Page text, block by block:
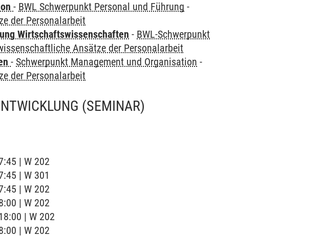
- BWL Schwerpunkt Personal und Führung -
der Personalarbeit
Wirtschaftswissenschaften - BWL-Schwerpunkt
Ansätze der Personalarbeit
- Schwerpunkt Management und Organisation -
der Personalarbeit
(SEMINAR)
| W 202
| W 301
| W 202
| W 202
| W 202
| W 202